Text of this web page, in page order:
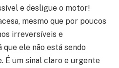
e desligue o motor!
mesmo que por poucos
irreversíveis e
ele não está sendo
É um sinal claro e urgente